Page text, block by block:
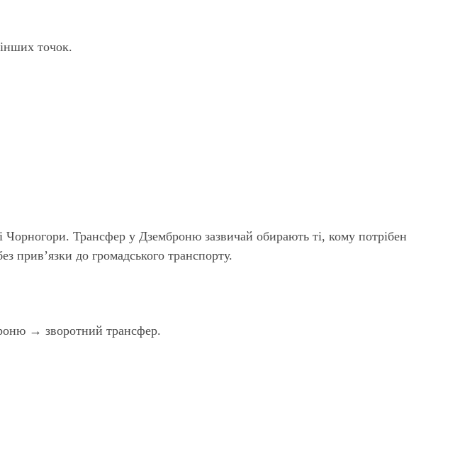
точок.
Трансфер у Дземброню зазвичай обирають ті, кому потрібен
прив’язки до громадського транспорту.
→ зворотний трансфер.